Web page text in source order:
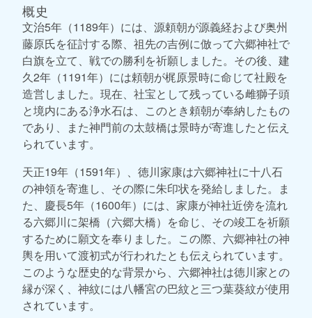
概史
文治5年（1189年）には、源頼朝が源義経および奥州
藤原氏を征討する際、祖先の吉例に倣って六郷神社で
白旗を立て、戦での勝利を祈願しました。その後、建
久2年（1191年）には頼朝が梶原景時に命じて社殿を
造営しました。現在、社宝として残っている雌獅子頭
と境内にある浄水石は、このとき頼朝が奉納したもの
であり、また神門前の太鼓橋は景時が寄進したと伝え
られています。
天正19年（1591年）、徳川家康は六郷神社に十八石
の神領を寄進し、その際に朱印状を発給しました。ま
た、慶長5年（1600年）には、家康が神社近傍を流れ
る六郷川に架橋（六郷大橋）を命じ、その竣工を祈願
するために願文を奉りました。この際、六郷神社の神
輿を用いて渡初式が行われたとも伝えられています。
このような歴史的な背景から、六郷神社は徳川家との
縁が深く、神紋には八幡宮の巴紋と三つ葉葵紋が使用
されています。